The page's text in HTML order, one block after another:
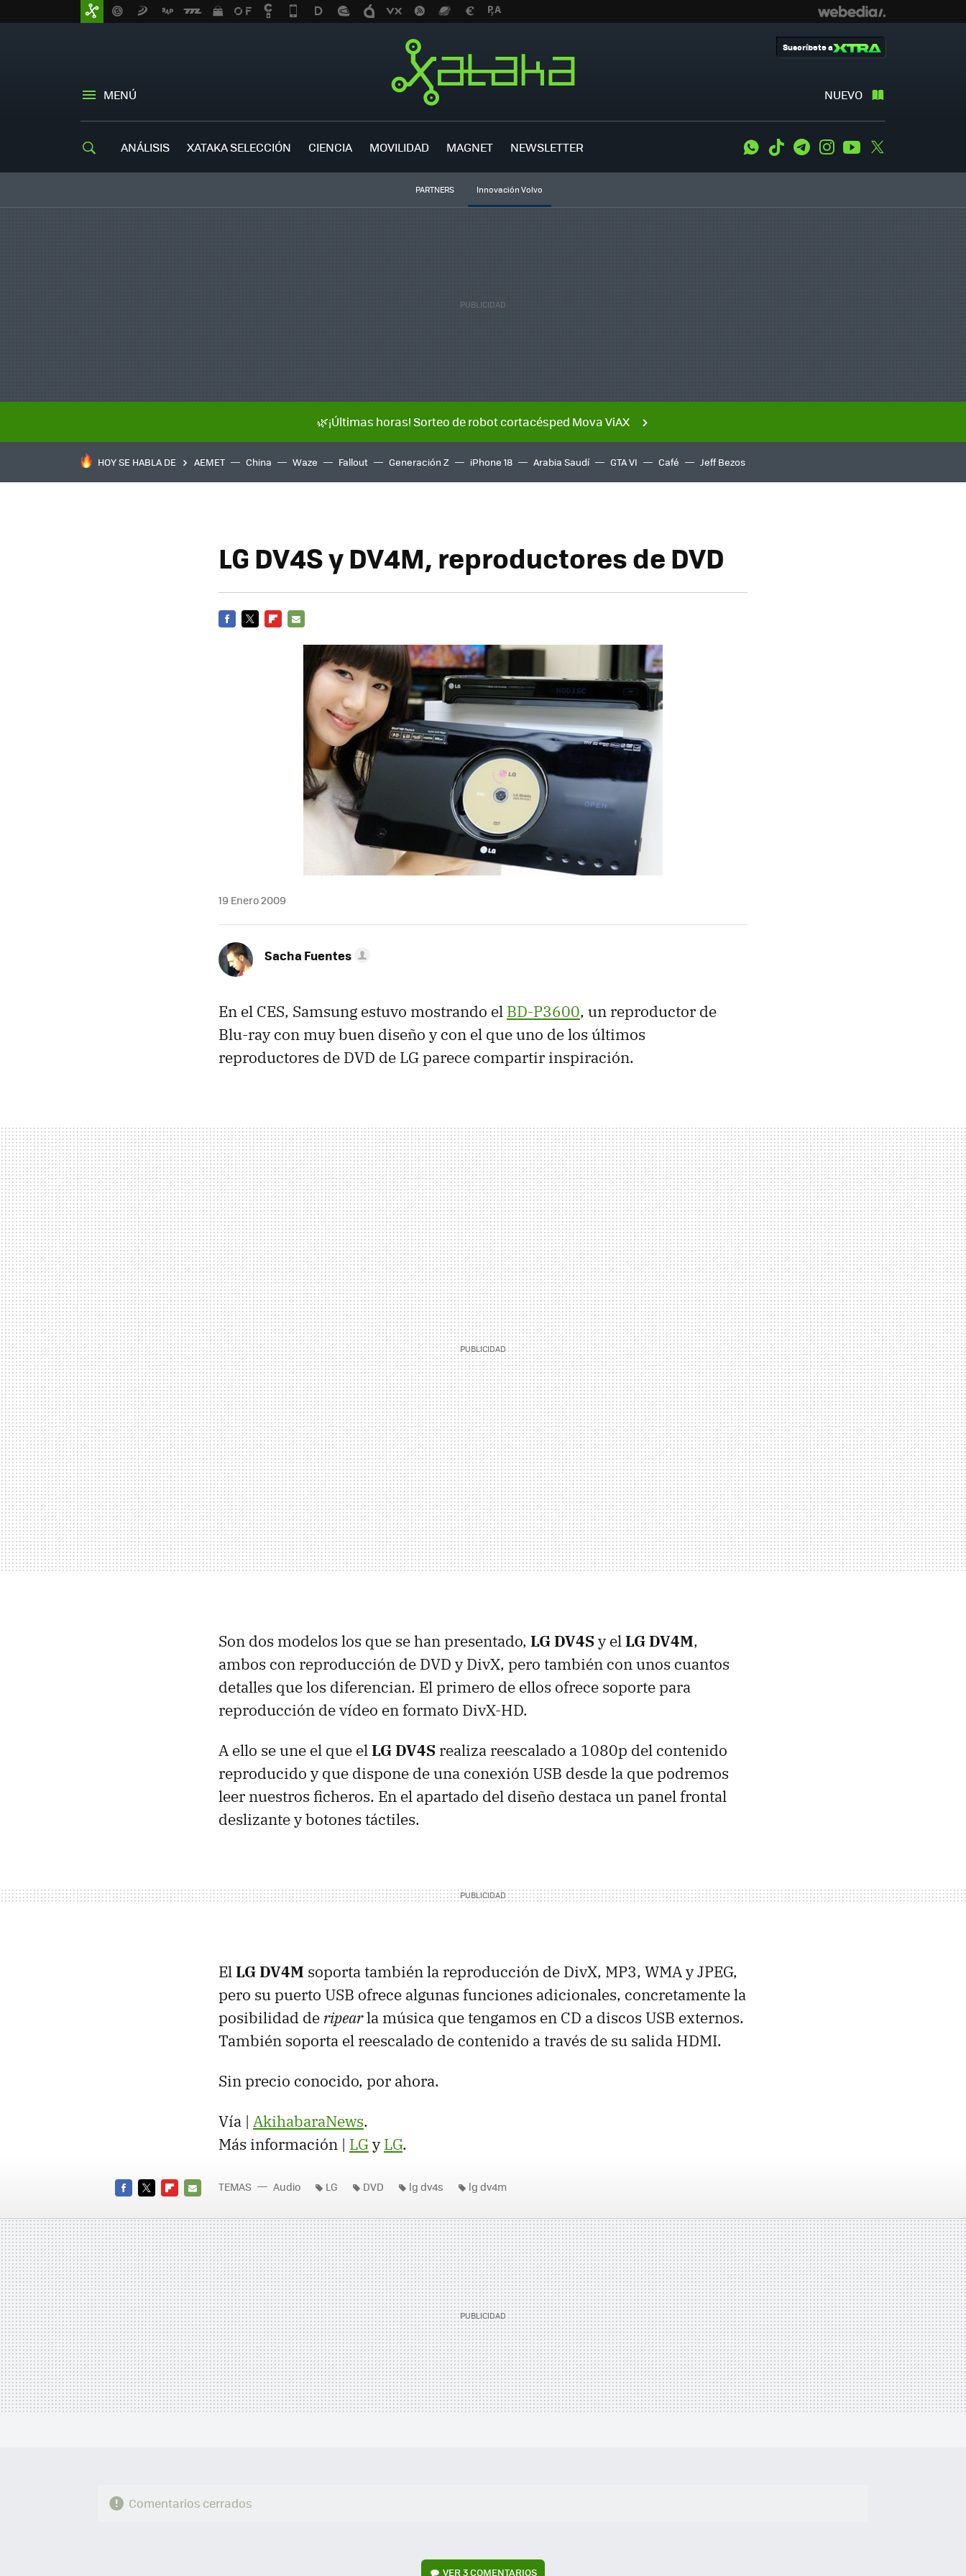
MENÚ NUEVO
Suscríbete a
ANÁLISIS XATAKA SELECCIÓN CIENCIA MOVILIDAD MAGNET NEWSLETTER WhatsApp
Tiktok TelegramInstagramYoutube
PARTNERS Innovación Volvo
🌿¡Últimas horas! Sorteo de robot cortacésped Mova ViAX
HOY SE HABLA DE AEMET China Waze Fallout Generación Z iPhone 18 Arabia Saudí GTA VI Café Jeff Bezos
LG DV4S y DV4M, reproductores de DVD
19 Enero 2009
Sacha Fuentes
En el CES, Samsung estuvo mostrando el BD-P3600, un reproductor de
Blu-ray con muy buen diseño y con el que uno de los últimos
reproductores de DVD de LG parece compartir inspiración.
Son dos modelos los que se han presentado, LG DV4Sy elLG DV4M,
ambos con reproducción de DVD y DivX, pero también con unos cuantos
detalles que los diferencian. El primero de ellos ofrece soporte para
reproducción de vídeo en formato DivX-HD.
A ello se une el que elLG DV4S realiza reescalado a 1080p del contenido
reproducido y que dispone de una conexión USB desde la que podremos
leer nuestros ficheros. En el apartado del diseño destaca un panel frontal
deslizante y botones táctiles.
ElLG DV4M soporta también la reproducción de DivX, MP3, WMAyJPEG,
pero su puerto USB ofrece algunas funciones adicionales, concretamente la
posibilidad de ripearla música que tengamos en CD a discos USB externos.
También soporta el reescalado de contenido a través de su salida HDMI.
Sin precio conocido, por ahora.
Vía | AkihabaraNews.
Más información | LGyLG.
MAIL
TEMAS Audio LG DVD lg dv4s lg dv4m
Comentarios cerrados
VER3 COMENTARIOS